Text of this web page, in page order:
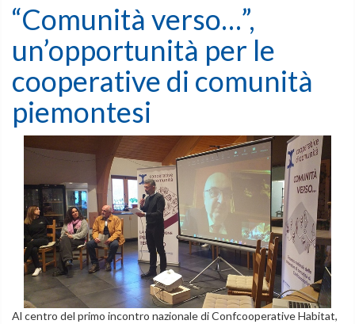
“Comunità verso…”,
un’opportunità per le
cooperative di comunità
piemontesi
Al centro del primo incontro nazionale di Confcooperative Habitat,